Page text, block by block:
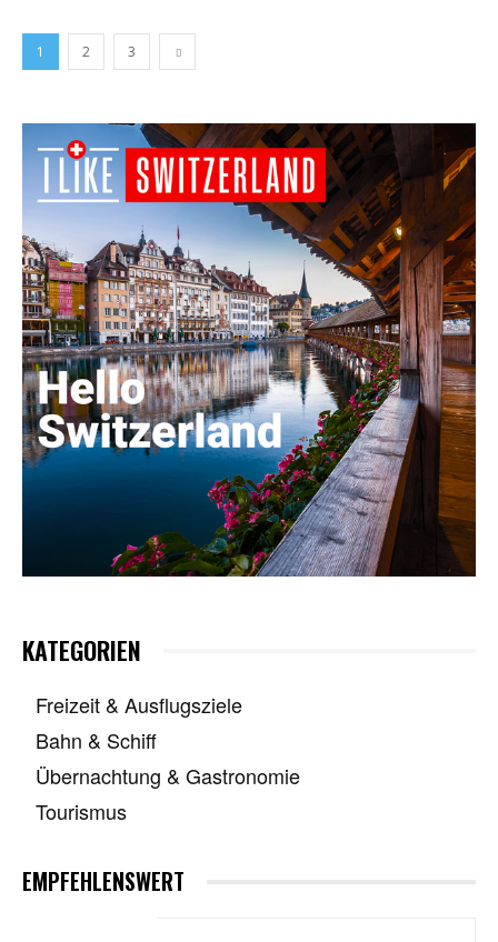
1 2 3
KATEGORIEN
Freizeit & Ausflugsziele
Bahn & Schiff
Übernachtung & Gastronomie
Tourismus
EMPFEHLENSWERT